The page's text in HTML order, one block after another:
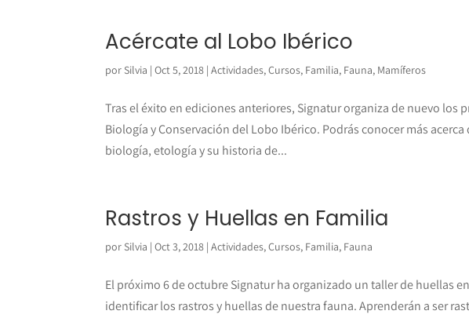
Acércate al Lobo Ibérico
por Silvia |Oct 5, 2018 |Actividades,Cursos, Familia, Fauna, Mamíferos
Tras el éxito en ediciones anteriores, Signatur organiza de nuevo los
Biología y Conservación del Lobo Ibérico. Podrás conocer más
biología, etología y su historia de...
Rastros y Huellas en Familia
por Silvia |Oct 3, 2018 |Actividades,Cursos, Familia, Fauna
El próximo 6 de octubre Signatur ha organizado un taller de huellas
identificar los rastros y huellas de nuestra fauna. Aprenderán a ser